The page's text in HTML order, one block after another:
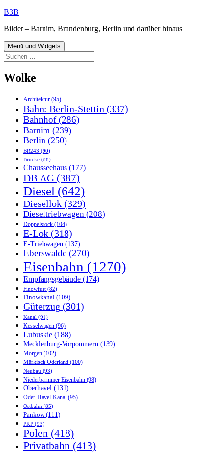
Zum
springen
B3B
Bilder – Barnim, Brandenburg, Berlin und darüber hinaus
Menü und Widgets
Suchen
nach:
Wolke
Architektur (95)
Bahn: Berlin-Stettin (337)
Bahnhof(286)
Barnim (239)
Berlin (250)
BR243 (90)
Brücke (88)
Chausseehaus (177)
DB AG (387)
Diesel (642)
Diesellok (329)
Dieseltriebwagen (208)
Doppelstock (104)
E-Lok (318)
E-Triebwagen (137)
Eberswalde (270)
Eisenbahn (1270)
Empfangsgebäude (174)
Finowfurt (82)
Finowkanal (109)
Güterzug (301)
Kanal (91)
Kesselwagen (96)
Lubuskie (188)
Mecklenburg-Vorpommern (139)
Morgen (102)
Märkisch Oderland (100)
Neubau (93)
Niederbarnimer Eisenbahn (98)
Oberhavel (131)
Oder-Havel-Kanal (95)
Ostbahn (85)
Pankow(111)
PKP (93)
Polen (418)
Privatbahn (413)